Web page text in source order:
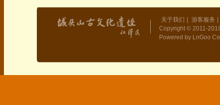
关于我们 游客服务
Copyright © 2011-
Powered by LnGoo